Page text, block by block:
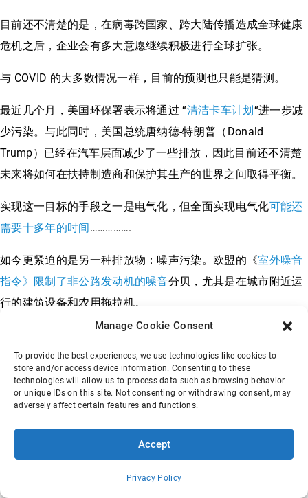
Manage Cookie Consent
To provide the best experiences, we use technologies like cookies to
store and/or access device information. Consenting to these
technologies will allow us to process data such as browsing behavior
or unique IDs on this site. Not consenting or withdrawing consent, may
adversely affect certain features and functions.
Accept
Privacy Policy
目前还不清楚的是，在病毒跨国家、跨大陆传播造成全球健康
危机之后，企业会有多大意愿继续积极进行全球扩张。
与 COVID 的大多数情况一样，目前的预测也只能是猜测。
最近几个月，美国环保署表示将通过 “清洁卡车计划 “进一步减
少污染。与此同时，美国总统唐纳德-特朗普（Donald
Trump）已经在汽车层面减少了一些排放，因此目前还不清楚
未来将如何在扶持制造商和保护其生产的世界之间取得平衡。
实现这一目标的手段之一是电气化，但全面实现电气化可能还
需要十多年的时间 …………….
如今更紧迫的是另一种排放物：噪声污染。欧盟的《室外噪音
指令》限制了非公路发动机的噪音分贝，尤其是在城市附近运
行的建筑设备和农用拖拉机。
预计北美将在未来几年采取类似措施。
更多气流提示、新闻和